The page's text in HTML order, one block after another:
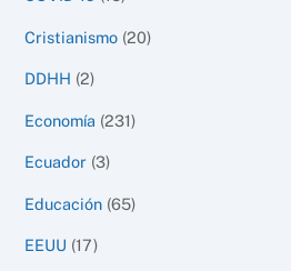
Cristianismo (20)
DDHH (2)
Economía (231)
Ecuador (3)
Educación (65)
EEUU (17)